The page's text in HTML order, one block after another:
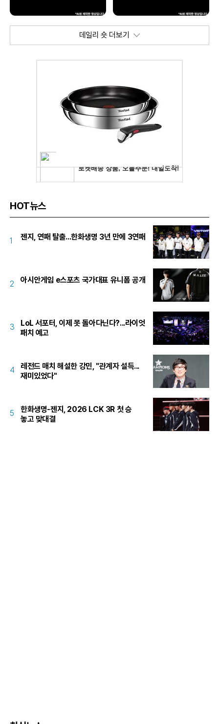
데일리 숏 더보기
HOT뉴스
1 젠지, 연패 탈출...한화생명 3년 만에 3연패
2 아시안게임 e스포츠 국가대표 유니폼 공개
3
LoL 서포터, 이제 못 돌아다닌다?...라이엇
패치 예고
4
레전드 매치 해설한 강민, "관계자 설득...
재미있었다"
5
한화생명-젠지, 2026 LCK 3R 첫 승
놓고 맞대결